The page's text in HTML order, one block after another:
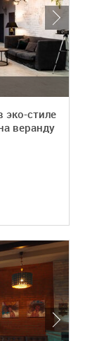
эко-стиле
веранду